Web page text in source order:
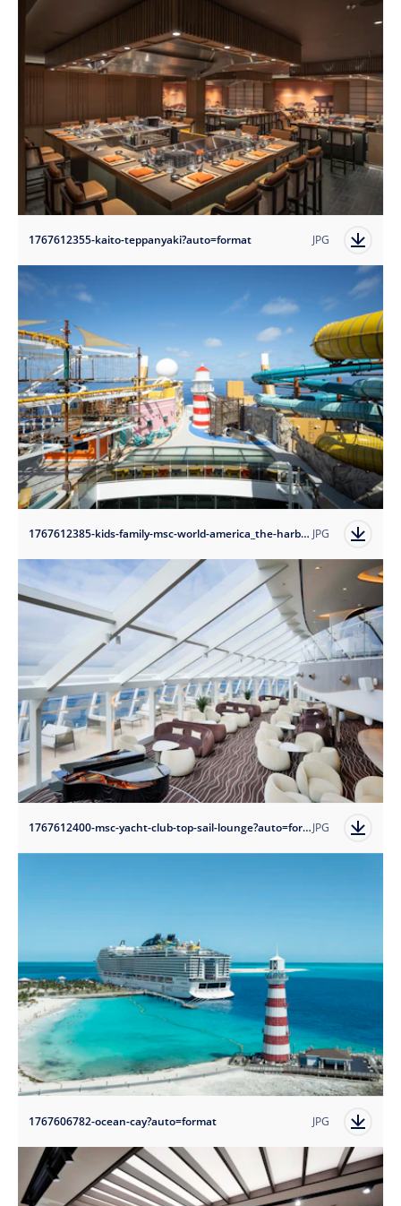
1767612355-kaito-teppanyaki?auto=format JPG
1767612385-kids-family-msc-world-america_the-harbour?auto=format JPG
1767612400-msc-yacht-club-top-sail-lounge?auto=formatJPG
1767606782-ocean-cay?auto=format JPG